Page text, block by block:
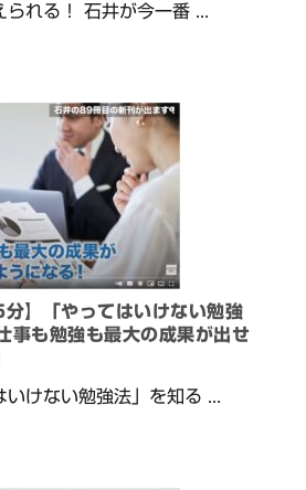
られる！ 石井が今一番 ...
】「やってはいけない勉強
事も勉強も最大の成果が出せ
いけない勉強法」を知る ...